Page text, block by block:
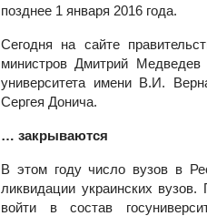
позднее 1 января 2016 года.
Сегодня на сайте
министров Дмитрий Медведев
университета имени В.И.
Сергея Донича.
… закрываются
В этом году число вузов в
ликвидации украинских
войти в состав